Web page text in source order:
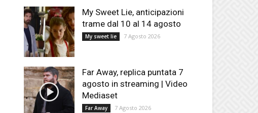
My Sweet Lie, anticipazioni
trame dal 10 al 14 agosto
My sweet lie 7 Agosto 2026
Far Away, replica puntata 7
agosto in streaming | Video
Mediaset
Far Away 7 Agosto 2026